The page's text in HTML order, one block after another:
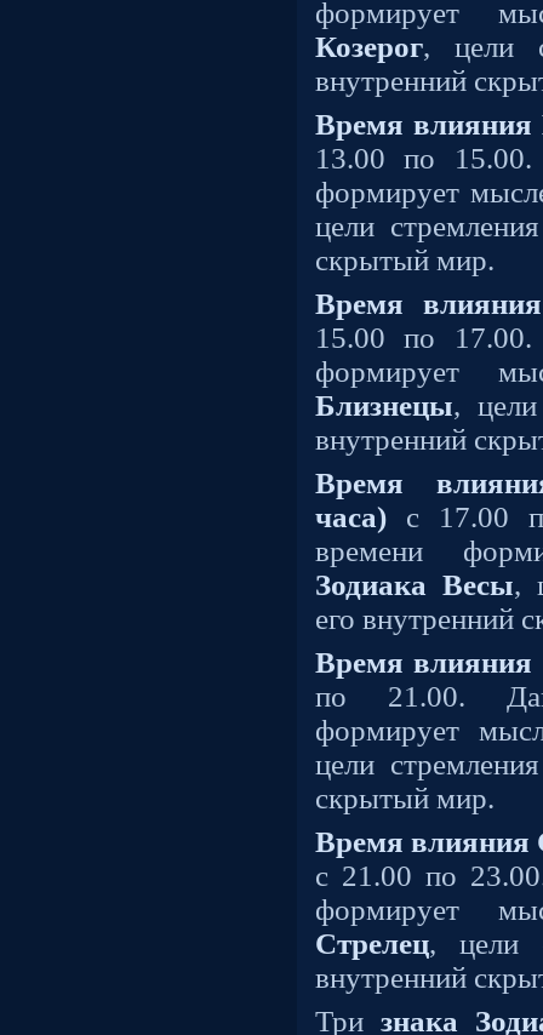
формирует
Козерог, цели
внутренний
Время влияния
13.00 по 15.00.
формирует
цели
скрытый мир.
Время
15.00 по 17.00.
формирует
Близнецы, цели
внутренний
Время
часа) с 17.00
времени
Зодиака Весы,
его внутренний
Время влияния
по 21.00.
формирует
цели
скрытый мир.
Время влияния
с 21.00 по
формирует
Стрелец, цели
внутренний
Три знака